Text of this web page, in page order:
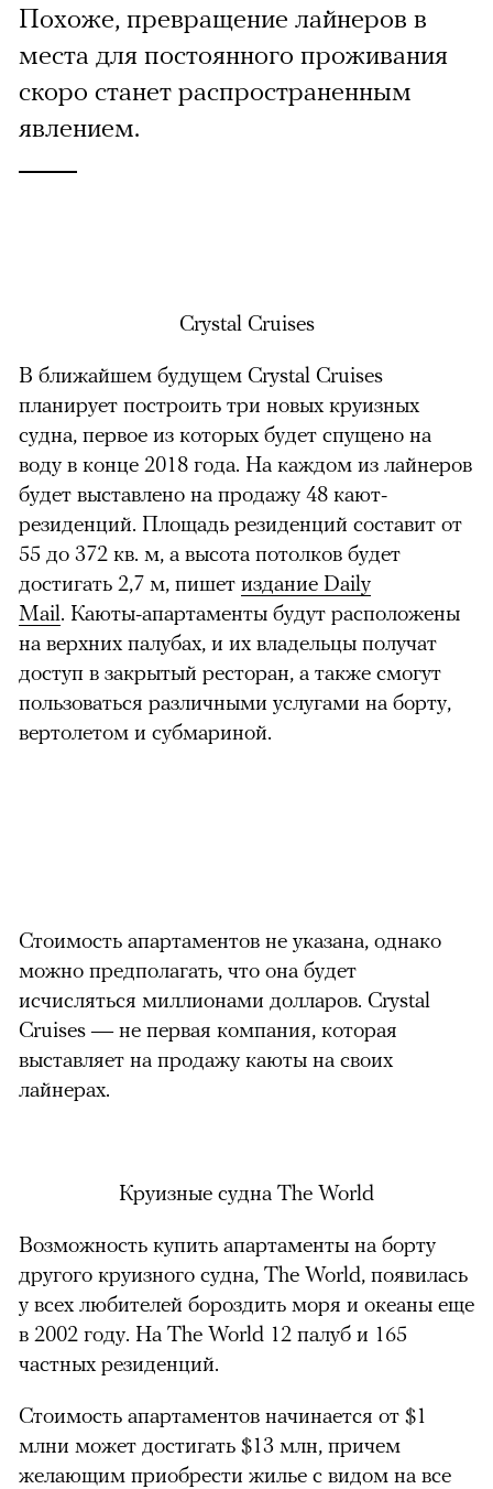
Похоже, превращение лайнеров в
места для постоянного проживания
скоро станет распространенным
явлением.
Crystal Cruises
В ближайшем будущем Crystal Cruises
планирует построить три новых круизных
судна, первое из которых будет спущено на
воду в конце 2018 года. На каждом из лайнеров
будет выставлено на продажу 48 кают-
резиденций. Площадь резиденций составит от
55 до 372 кв. м, а высота потолков будет
достигать 2,7 м, пишет издание Daily
Mail. Каюты-апартаменты будут расположены
на верхних палубах, и их владельцы получат
доступ в закрытый ресторан, а также смогут
пользоваться различными услугами на борту,
вертолетом и субмариной.
00:00/00:00
Стоимость апартаментов не указана, однако
можно предполагать, что она будет
исчисляться миллионами долларов. Crystal
Cruises — не первая компания, которая
выставляет на продажу каюты на своих
лайнерах.
Круизные судна The World
Возможность купить апартаменты на борту
другого круизного судна, The World, появилась
у всех любителей бороздить моря и океаны еще
в 2002 году. На The World 12 палуб и 165
частных резиденций.
Стоимость апартаментов начинается от $1
млни может достигать $13 млн, причем
желающим приобрести жилье с видом на все